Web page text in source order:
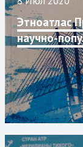
Этноатлас
научно-